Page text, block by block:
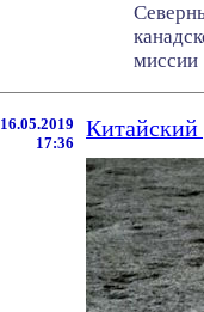
миссии
16.05.2019
17:36